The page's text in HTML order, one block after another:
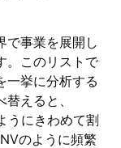
で事業を展開し
。このリストで
一挙に分析する
えると、
にきわめて割
のように頻繁